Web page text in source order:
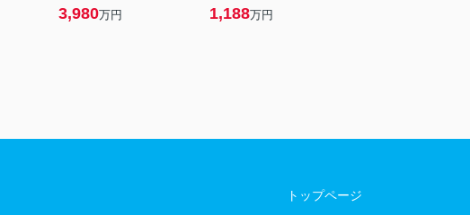
3,980万円 1,188万円
トップページ